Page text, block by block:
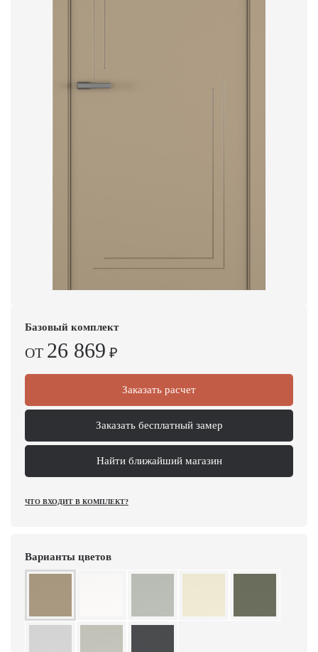
Базовый комплект
ОТ 26 869 ₽
Заказать расчет
Заказать бесплатный замер
Найти ближайший магазин
ЧТО ВХОДИТ В КОМПЛЕКТ?
Варианты цветов